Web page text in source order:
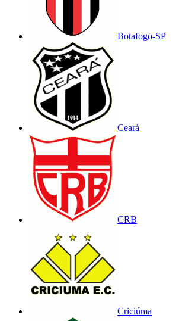
Botafogo-SP
Ceará
CRB
Criciúma